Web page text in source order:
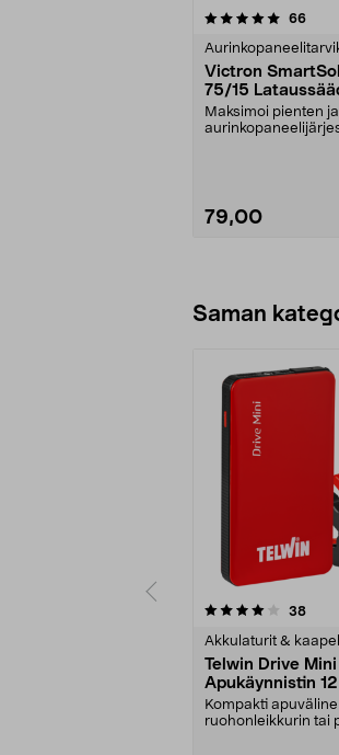
66
Victron
75/15
24 V
Maksimoi pienten
79,00
5.0viidestä
Saman
38
Akkulaturit &
Telwin Drive Mini
Apukäynnistin
varavirtalähde
Kompakti
ruohonleikkurin tai
5.0